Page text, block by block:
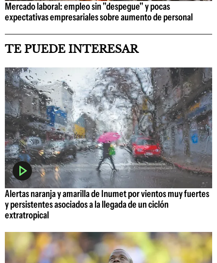
Mercado laboral: empleo sin "despegue" y pocas
expectativas empresariales sobre aumento de personal
TE PUEDE INTERESAR
Alertas naranja y amarilla de Inumet por vientos muy fuertes
y persistentes asociados a la llegada de un ciclón
extratropical